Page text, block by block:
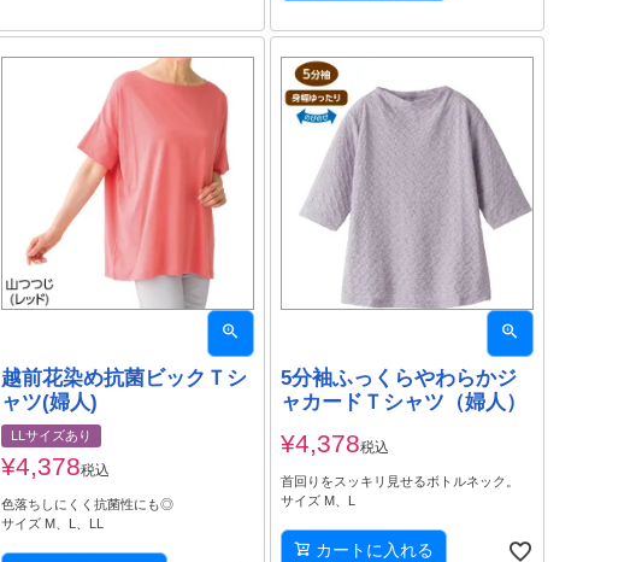
越前花染め抗菌ビックＴシ
ャツ(婦人)
LLサイズあり
¥4,378税込
色落ちしにくく抗菌性にも◎
サイズ M、L、LL
5分袖ふっくらやわらかジ
ャカードＴシャツ（婦人）
¥4,378税込
首回りをスッキリ見せるボトルネック。
サイズ M、L
カートに入れる